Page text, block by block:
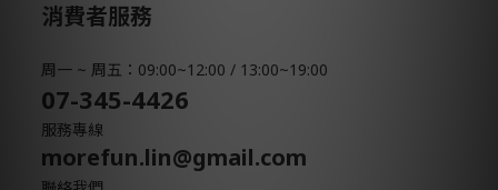
消費者服務
周一 ~ 周五：09:00~12:00 / 13:00~19:00
07-345-4426
服務專線
morefun.lin@gmail.com